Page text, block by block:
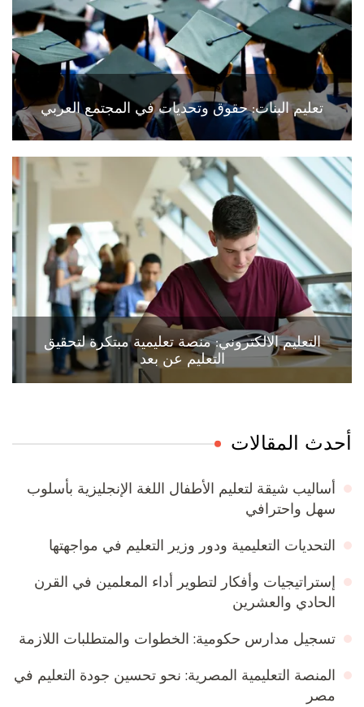
تعليم البنات: حقوق وتحديات في المجتمع العربي
التعليم الالكتروني: منصة تعليمية مبتكرة لتحقيق
التعليم عن بعد
أحدث المقالات
أساليب شيقة لتعليم الأطفال اللغة الإنجليزية بأسلوب
سهل واحترافي
التحديات التعليمية ودور وزير التعليم في مواجهتها
إستراتيجيات وأفكار لتطوير أداء المعلمين في القرن
الحادي والعشرين
تسجيل مدارس حكومية: الخطوات والمتطلبات اللازمة
المنصة التعليمية المصرية: نحو تحسين جودة التعليم في
مصر